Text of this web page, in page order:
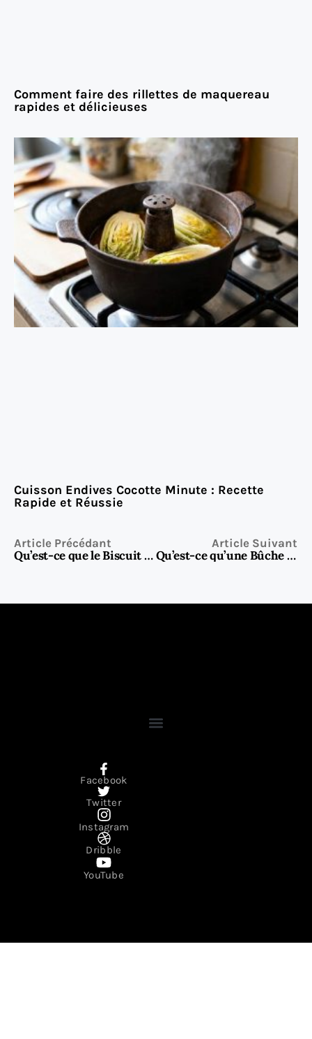
Comment faire des rillettes de maquereau
rapides et délicieuses
Cuisson Endives Cocotte Minute : Recette
Rapide et Réussie
Article Précédant
Qu’est-ce que le Biscuit au Chocolat ?
Article Suivant
Qu’est-ce qu’une Bûche au Chocolat : le dessert emblématique de Noël
Facebook
Twitter
Instagram
Dribble
YouTube